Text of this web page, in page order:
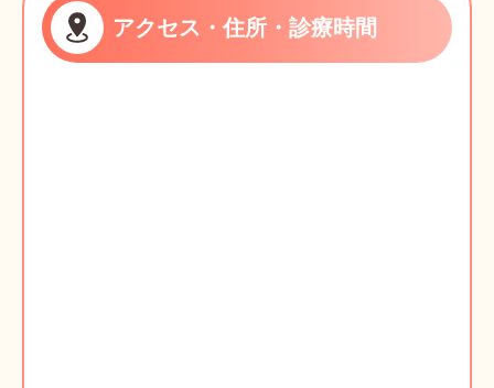
アクセス・住所・診療時間